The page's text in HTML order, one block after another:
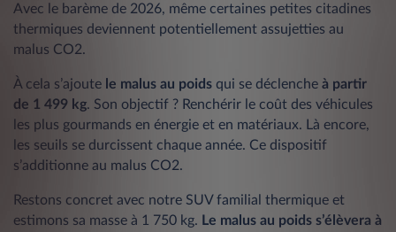
Avec le barème de 2026, même certaines petites citadines
thermiques deviennent potentiellement assujetties au
malus CO2.
À cela s’ajoute le malus au poids qui se déclenche à partir
de 1 499 kg. Son objectif ? Renchérir le coût des véhicules
les plus gourmands en énergie et en matériaux. Là encore,
les seuils se durcissent chaque année. Ce dispositif
s’additionne au malus CO2.
Restons concret avec notre SUV familial thermique et
estimons sa masse à 1 750 kg. Le malus au poids s’élèvera à